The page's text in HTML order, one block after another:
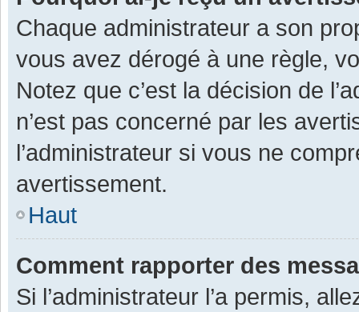
Chaque administrateur a son
vous avez dérogé à une règle,
Notez que c’est la décision de
n’est pas concerné par les
l’administrateur si vous ne
avertissement.
Haut
Comment rapporter des
Si l’administrateur l’a permis,